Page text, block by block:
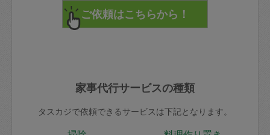
家事代行サービスの種類
タスカジで依頼できるサービスは下記となります。